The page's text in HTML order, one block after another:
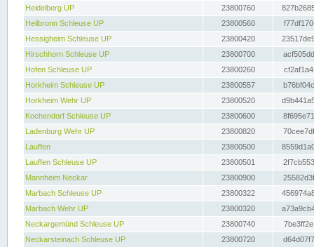
Heidelberg UP
23800760
Heilbronn Schleuse UP
23800560
Hessigheim Schleuse UP
23800420
Hirschhorn Schleuse UP
23800700
Hofen Schleuse UP
23800260
Horkheim Schleuse UP
23800557
Horkheim Wehr UP
23800520
Kochendorf Schleuse UP
23800600
Ladenburg Wehr UP
23800820
Lauffen
23800500
Lauffen Schleuse UP
23800501
Mannheim Neckar
23800900
Marbach Schleuse UP
23800322
Marbach Wehr UP
23800320
Neckargemünd Schleuse UP
23800740
Neckarsteinach Schleuse UP
23800720